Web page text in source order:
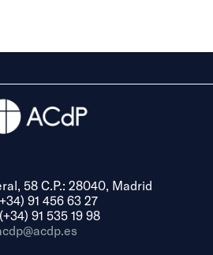
58 C.P.: 28040, Madrid
91 456 63 27
91 535 19 98